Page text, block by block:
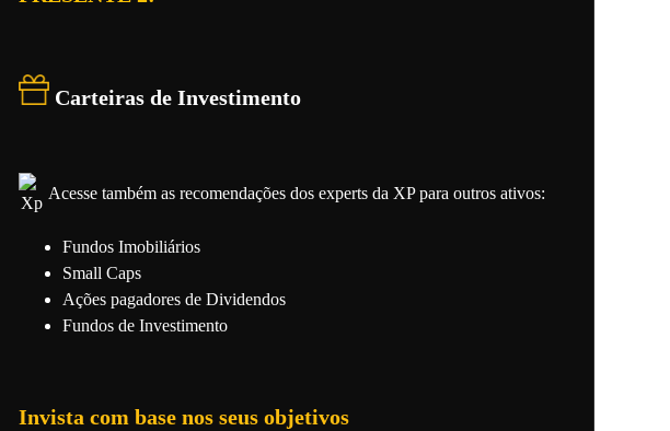
Carteiras de Investimento
Acesse também as recomendações dos experts da XP para outros ativos:
Fundos Imobiliários
Small Caps
Ações pagadores de Dividendos
Fundos de Investimento
Invista com base nos seus objetivos